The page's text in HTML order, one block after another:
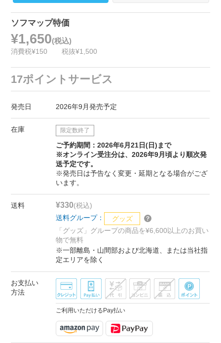
ソフマップ特価
¥1,650(税込)
消費税¥150 税抜¥1,500
17ポイントサービス
発売日 2026年9月発売予定
在庫 限定数終了
ご予約期間：2026年6月21日(日)まで
※オンライン受注分は、2026年9月頃より順次発
送予定です。
※発売日は予告なく変更・延期となる場合がござ
います。
送料 ¥330(税込)
送料グループ：
グッズ
「グッズ」グループの商品を¥6,600以上のお買い
物で無料
※一部離島・山間部および北海道、または当社指
定エリアを除く
お支払い
方法
ご利用いただけるPay払い